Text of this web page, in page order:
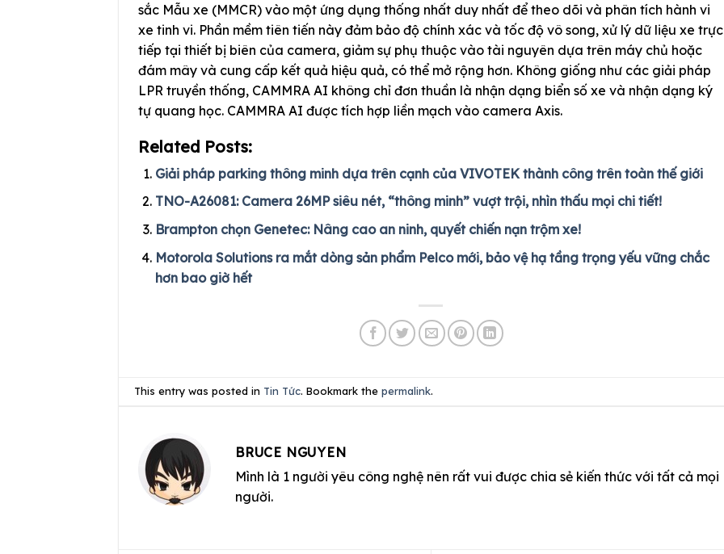
sắc Mẫu xe (MMCR) vào một ứng dụng thống nhất duy nhất để theo dõi và phân tích hành vi
xe tinh vi. Phần mềm tiên tiến này đảm bảo độ chính xác và tốc độ vô song, xử lý dữ liệu xe trực
tiếp tại thiết bị biên của camera, giảm sự phụ thuộc vào tài nguyên dựa trên máy chủ hoặc
đám mây và cung cấp kết quả hiệu quả, có thể mở rộng hơn. Không giống như các giải pháp
LPR truyền thống, CAMMRA AI không chỉ đơn thuần là nhận dạng biển số xe và nhận dạng ký
tự quang học. CAMMRA AI được tích hợp liền mạch vào camera Axis.
Related Posts:
Giải pháp parking thông minh dựa trên cạnh của VIVOTEK thành công trên toàn thế giới
TNO-A26081: Camera 26MP siêu nét, “thông minh” vượt trội, nhìn thấu mọi chi tiết!
Brampton chọn Genetec: Nâng cao an ninh, quyết chiến nạn trộm xe!
Motorola Solutions ra mắt dòng sản phẩm Pelco mới, bảo vệ hạ tầng trọng yếu vững chắc
hơn bao giờ hết
This entry was posted in Tin Tức. Bookmark thepermalink.
BRUCE NGUYEN
Mình là 1 người yêu công nghệ nên rất vui được chia sẻ kiến thức với tất cả mọi
người.